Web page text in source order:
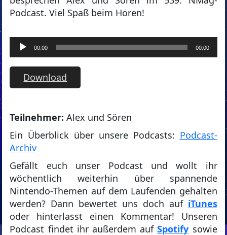
Podcast. Viel Spaß beim Hören!
Audio-
Player
00:00 00:00
Download
Teilnehmer:Alex und Sören
Ein Überblick über unsere Podcasts: Podcast-
Archiv
Gefällt euch unser Podcast und wollt ihr
wöchentlich weiterhin über spannende
Nintendo-Themen auf dem Laufenden gehalten
werden? Dann bewertet uns doch auf iTunes
oder hinterlasst einen Kommentar! Unseren
Podcast findet ihr außerdem aufSpotify sowie